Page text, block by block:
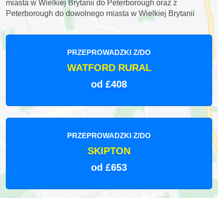
miasta w Wielkiej Brytanii do Peterborough oraz z
Peterborough do dowolnego miasta w Wielkiej Brytanii
PRZEPROWADZKI Z/DO
WATFORD RURAL
od £408
PRZEPROWADZKI Z/DO
SKIPTON
od £653